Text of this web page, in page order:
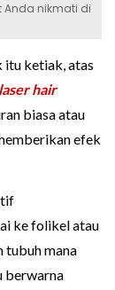
Anda nikmati di
itu ketiak, atas
laser hair
biasa atau
efek
ke folikel atau
tubuh mana
berwarna